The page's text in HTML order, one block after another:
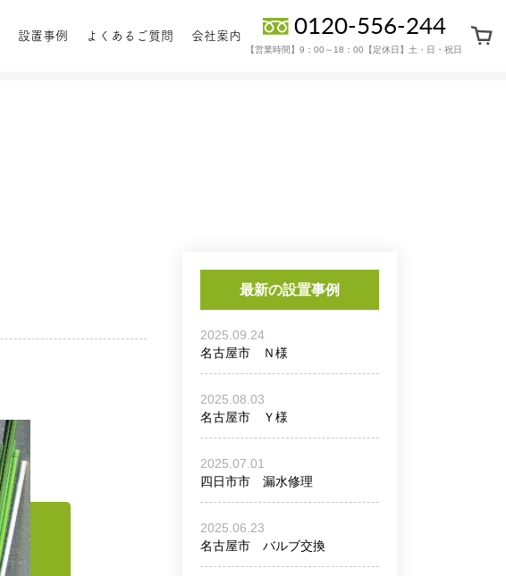
アフターサービス
設置事例 よくあるご質問 会社案内 0120-556-244
【営業時間】9：00～18：00【定休日】土・日・祝日
最新の設置事例
2025.09.24
名古屋市 Ｎ様
2025.08.03
名古屋市 Ｙ様
2025.07.01
四日市市 漏水修理
2025.06.23
名古屋市 バルブ交換